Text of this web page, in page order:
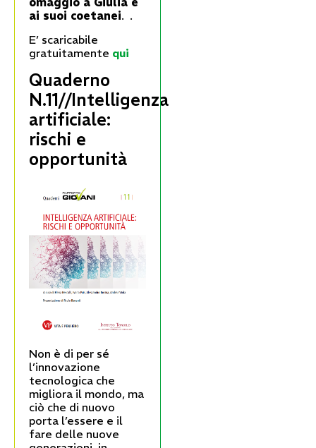
ai suoi coetanei. .
E’ scaricabile
gratuitamente qui
Quaderno
N.11//Intelligenza
artificiale:
rischi e
opportunità
Non è di per sé
l’innovazione
tecnologica che
migliora il mondo, ma
ciò che di nuovo
porta l’essere e il
fare delle nuove